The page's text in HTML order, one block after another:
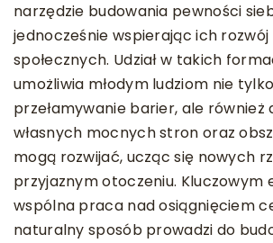
narzędzie budowania pewności
jednocześnie wspierając ich
społecznych. Udział w takich
umożliwia młodym ludziom nie tylko
przełamywanie barier, ale również
własnych mocnych stron oraz
mogą rozwijać, ucząc się nowych
przyjaznym otoczeniu. Kluczowym
wspólna praca nad osiągnięciem
naturalny sposób prowadzi do